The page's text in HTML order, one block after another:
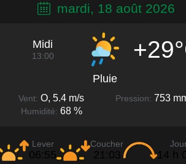
mardi, 18 août 2026
Midi
13:00
Pluie
Vent: O, 5.4 m/s Pression: 753
Humidité: 68 %
Lever
06:55
Coucher
21:03 14 h